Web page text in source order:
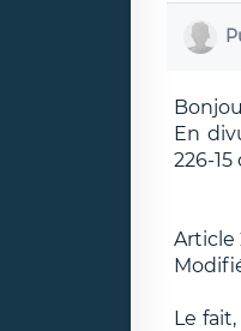
En
226-
Article
Le